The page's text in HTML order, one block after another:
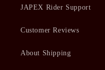
JAPEX Rider Support
Customer Reviews
About Shipping